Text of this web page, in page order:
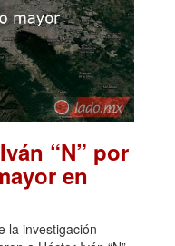
“N” por
en
la investigación